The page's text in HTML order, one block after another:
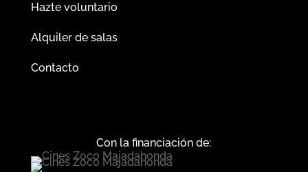
Hazte voluntario
Alquiler de salas
Contacto
Con la financiación de: